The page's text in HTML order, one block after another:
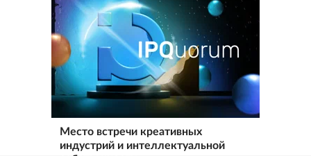
Место встречи креативных
индустрий и интеллектуальной